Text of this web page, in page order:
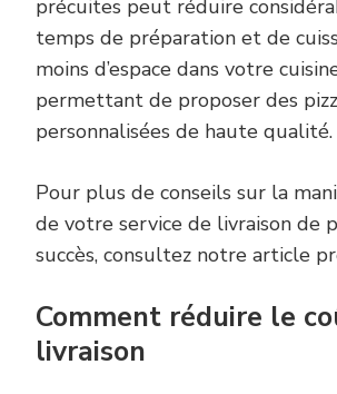
précuites peut réduire
temps de préparation et de
moins d’espace dans votre
permettant de proposer des
personnalisées de haute qualité.
Pour plus de conseils sur la
de votre service de livraison de
succès, consultez notre article
Comment réduire le
livraison